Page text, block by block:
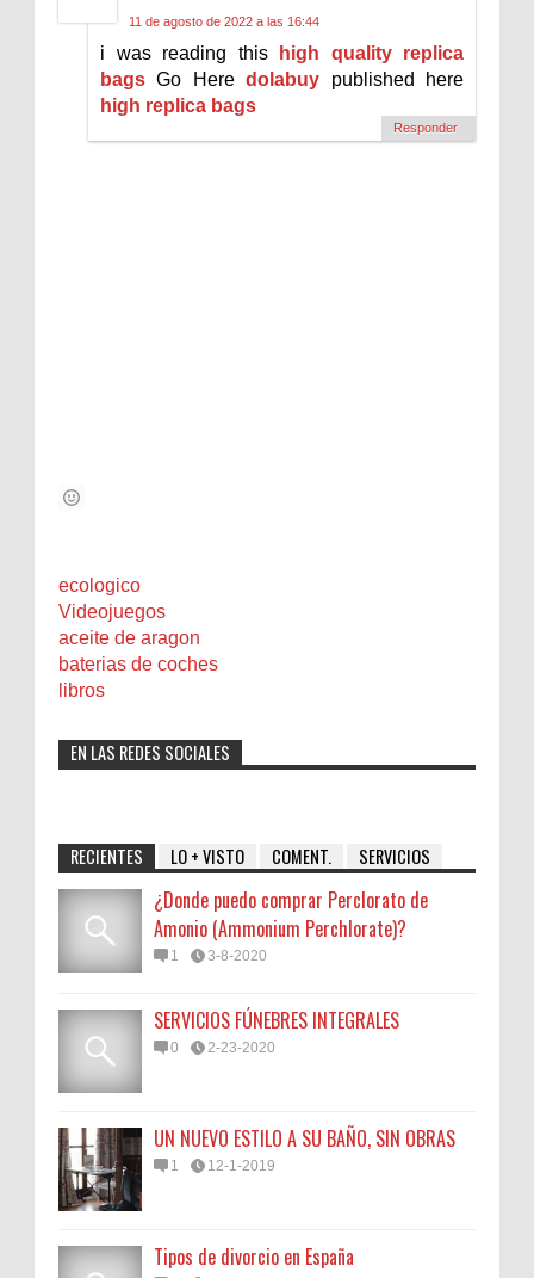
11 de agosto de 2022 a las 16:44
i was reading this
high quality replica
bags Go Heredolabuy published here
high replica bags
Responder
ecologico
Videojuegos
aceite de aragon
baterias de coches
libros
EN LAS REDES SOCIALES
RECIENTES LO + VISTO COMENT. SERVICIOS
¿Donde puedo comprar Perclorato de
Amonio (Ammonium Perchlorate)?
1 3-8-2020
SERVICIOS FÚNEBRES INTEGRALES
0 2-23-2020
UN NUEVO ESTILO A SU BAÑO, SIN OBRAS
1 12-1-2019
Tipos de divorcio en España